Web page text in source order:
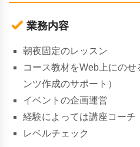
業務内容
朝夜固定のレッスン
コース教材をWeb上にの
ンツ作成のサポート）
イベントの企画運営
経験によっては講座コーチ
レベルチェック